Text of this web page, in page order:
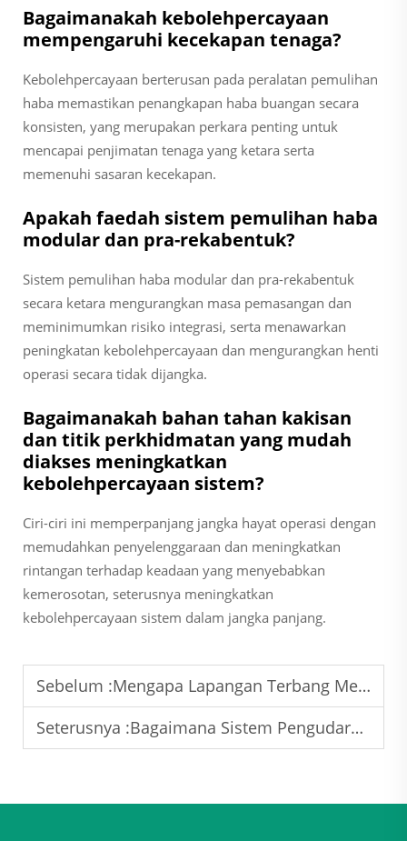
Bagaimanakah kebolehpercayaan
mempengaruhi kecekapan tenaga?
Kebolehpercayaan berterusan pada peralatan pemulihan
haba memastikan penangkapan haba buangan secara
konsisten, yang merupakan perkara penting untuk
mencapai penjimatan tenaga yang ketara serta
memenuhi sasaran kecekapan.
Apakah faedah sistem pemulihan haba
modular dan pra-rekabentuk?
Sistem pemulihan haba modular dan pra-rekabentuk
secara ketara mengurangkan masa pemasangan dan
meminimumkan risiko integrasi, serta menawarkan
peningkatan kebolehpercayaan dan mengurangkan henti
operasi secara tidak dijangka.
Bagaimanakah bahan tahan kakisan
dan titik perkhidmatan yang mudah
diakses meningkatkan
kebolehpercayaan sistem?
Ciri-ciri ini memperpanjang jangka hayat operasi dengan
memudahkan penyelenggaraan dan meningkatkan
rintangan terhadap keadaan yang menyebabkan
kemerosotan, seterusnya meningkatkan
kebolehpercayaan sistem dalam jangka panjang.
Sebelum :Mengapa Lapangan Terbang Memerlukan Penyelesaian Pengudaraan dengan Pemulihan Haba Berskala Besar?
Seterusnya :Bagaimana Sistem Pengudaraan Bilik Pembedahan Hospital Beroperasi?